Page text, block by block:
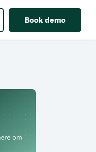
Book demo
om